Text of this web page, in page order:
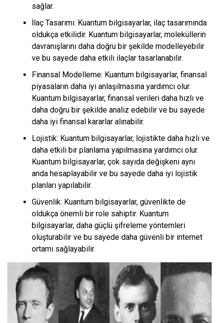
sağlar.
İlaç Tasarımı: Kuantum bilgisayarlar, ilaç tasarımında
oldukça etkilidir. Kuantum bilgisayarlar, moleküllerin
davranışlarını daha doğru bir şekilde modelleyebilir
ve bu sayede daha etkili ilaçlar tasarlanabilir.
Finansal Modelleme: Kuantum bilgisayarlar, finansal
piyasaların daha iyi anlaşılmasına yardımcı olur.
Kuantum bilgisayarlar, finansal verileri daha hızlı ve
daha doğru bir şekilde analiz edebilir ve bu sayede
daha iyi finansal kararlar alınabilir.
Lojistik: Kuantum bilgisayarlar, lojistikte daha hızlı ve
daha etkili bir planlama yapılmasına yardımcı olur.
Kuantum bilgisayarlar, çok sayıda değişkeni aynı
anda hesaplayabilir ve bu sayede daha iyi lojistik
planları yapılabilir.
Güvenlik: Kuantum bilgisayarlar, güvenlikte de
oldukça önemli bir role sahiptir. Kuantum
bilgisayarlar, daha güçlü şifreleme yöntemleri
oluşturabilir ve bu sayede daha güvenli bir internet
ortamı sağlayabilir.